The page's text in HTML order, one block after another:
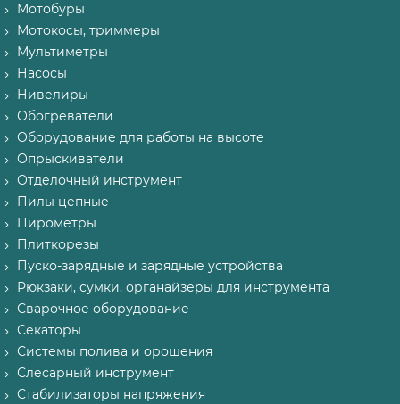
Мотобуры
Мотокосы, триммеры
Мультиметры
Насосы
Нивелиры
Обогреватели
Оборудование для работы на высоте
Опрыскиватели
Отделочный инструмент
Пилы цепные
Пирометры
Плиткорезы
Пуско-зарядные и зарядные устройства
Рюкзаки, сумки, органайзеры для инструмента
Сварочное оборудование
Секаторы
Системы полива и орошения
Слесарный инструмент
Стабилизаторы напряжения